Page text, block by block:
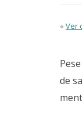
« Ver
de